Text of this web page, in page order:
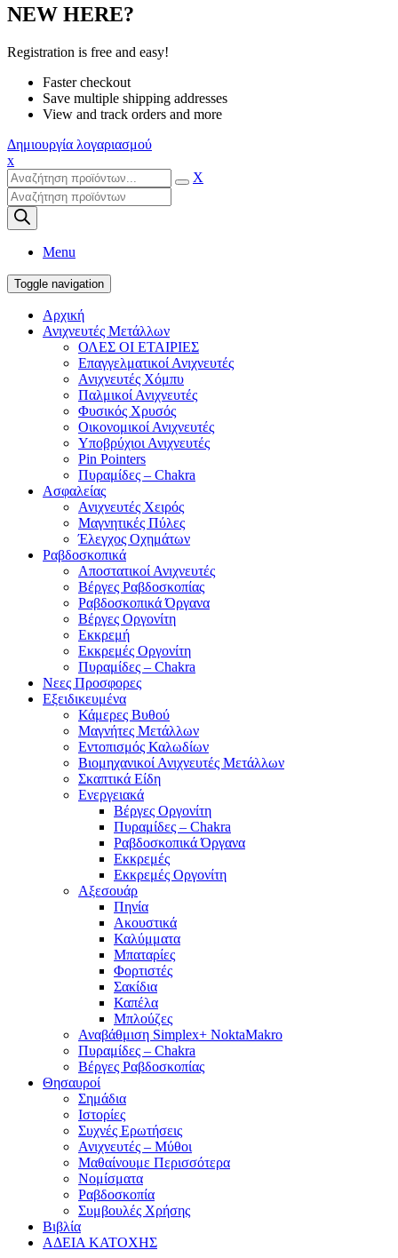
NEW HERE?
Registration is free and easy!
Faster checkout
Save multiple shipping addresses
View and track orders and more
Δημιουργία λογαριασμού
x
X
Products
search
Menu
Toggle navigation
Αρχική
Ανιχνευτές Μετάλλων
ΟΛΕΣ ΟΙ ΕΤΑΙΡΙΕΣ
Επαγγελματικοί Ανιχνευτές
Ανιχνευτές Χόμπυ
Παλμικοί Ανιχνευτές
Φυσικός Χρυσός
Οικονομικοί Ανιχνευτές
Υποβρύχιοι Ανιχνευτές
Pin Pointers
Πυραμίδες – Chakra
Ασφαλείας
Ανιχνευτές Χειρός
Μαγνητικές Πύλες
Έλεγχος Οχημάτων
Ραβδοσκοπικά
Αποστατικοί Ανιχνευτές
Βέργες Ραβδοσκοπίας
Ραβδοσκοπικά Όργανα
Βέργες Οργονίτη
Εκκρεμή
Εκκρεμές Οργονίτη
Πυραμίδες – Chakra
Νεες Προσφορες
Εξειδικευμένα
Κάμερες Βυθού
Μαγνήτες Μετάλλων
Εντοπισμός Καλωδίων
Βιομηχανικοί Ανιχνευτές Μετάλλων
Σκαπτικά Είδη
Ενεργειακά
Βέργες Οργονίτη
Πυραμίδες – Chakra
Ραβδοσκοπικά Όργανα
Εκκρεμές
Εκκρεμές Οργονίτη
Αξεσουάρ
Πηνία
Ακουστικά
Καλύμματα
Μπαταρίες
Φορτιστές
Σακίδια
Καπέλα
Μπλούζες
Αναβάθμιση Simplex+ NoktaMakro
Πυραμίδες – Chakra
Βέργες Ραβδοσκοπίας
Θησαυροί
Σημάδια
Ιστορίες
Συχνές Ερωτήσεις
Ανιχνευτές – Μύθοι
Μαθαίνουμε Περισσότερα
Νομίσματα
Ραβδοσκοπία
Συμβουλές Χρήσης
Βιβλία
ΑΔΕΙΑ ΚΑΤΟΧΗΣ